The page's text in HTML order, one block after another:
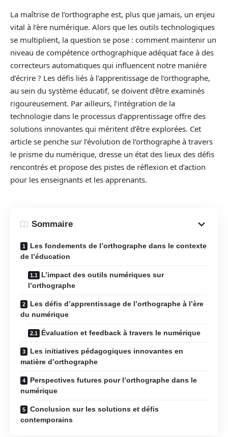
La maîtrise de l’orthographe est, plus que jamais, un enjeu
vital à l’ère numérique. Alors que les outils technologiques
se multiplient, la question se pose : comment maintenir un
niveau de compétence orthographique adéquat face à des
correcteurs automatiques qui influencent notre manière
d’écrire ? Les défis liés à l’apprentissage de l’orthographe,
au sein du système éducatif, se doivent d’être examinés
rigoureusement. Par ailleurs, l’intégration de la
technologie dans le processus d’apprentissage offre des
solutions innovantes qui méritent d’être explorées. Cet
article se penche sur l’évolution de l’orthographe à travers
le prisme du numérique, dresse un état des lieux des défis
rencontrés et propose des pistes de réflexion et d’action
pour les enseignants et les apprenants.
Sommaire
Les fondements de l’orthographe dans le contexte
de l’éducation
L’impact des outils numériques sur
l’orthographe
Les défis d’apprentissage de l’orthographe à l’ère
du numérique
Évaluation et feedback à travers le numérique
Les initiatives pédagogiques innovantes en
matière d’orthographe
Perspectives futures pour l’orthographe dans le
numérique
Conclusion sur les solutions et défis
contemporains